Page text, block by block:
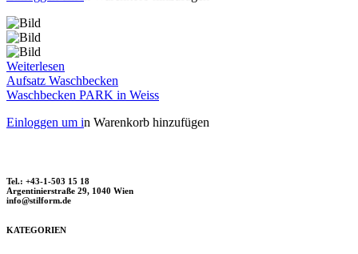
Weiterlesen
Aufsatz Waschbecken
Waschbecken PARK in Weiss
Einloggen um in Warenkorb hinzufügen
Tel.: +43-1-503 15 18
Argentinierstraße 29, 1040 Wien
info@stilform.de
KATEGORIEN